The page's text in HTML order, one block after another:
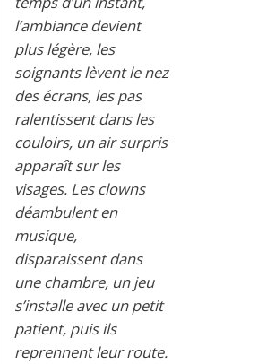
l’ambiance devient
plus légère, les
soignants lèvent le nez
des écrans, les pas
ralentissent dans les
couloirs, un air surpris
apparaît sur les
visages. Les clowns
déambulent en
musique,
disparaissent dans
une chambre, un jeu
s’installe avec un petit
patient, puis ils
reprennent leur route.